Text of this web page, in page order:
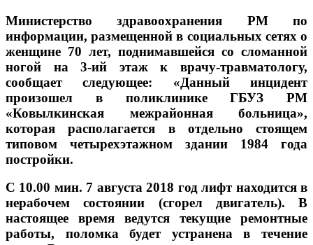
Министерство здравоохранения РМ по
информации, размещенной в социальных сетях о
женщине 70 лет, поднимавшейся со сломанной
ногой на 3-ий этаж к врачу-травматологу,
сообщает следующее: «Данный инцидент
произошел в поликлинике ГБУЗ РМ
«Ковылкинская межрайонная больница»,
которая располагается в отдельно стоящем
типовом четырехэтажном здании 1984 года
постройки.
С 10.00 мин. 7 августа 2018 год лифт находится в
нерабочем состоянии (сгорел двигатель). В
настоящее время ведутся текущие ремонтные
работы, поломка будет устранена в течение